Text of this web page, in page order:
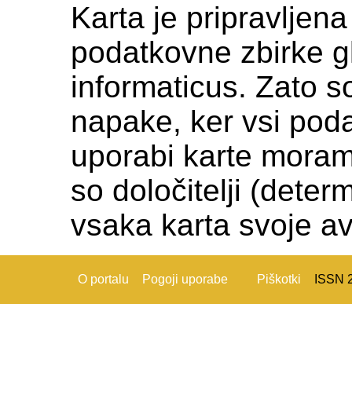
Karta je
podatkovne zbirke
informaticus. Zato
napake, ker vsi
uporabi karte
so določitelji
vsaka karta svoje
O portalu Pogoji uporabe Piškotki ISSN